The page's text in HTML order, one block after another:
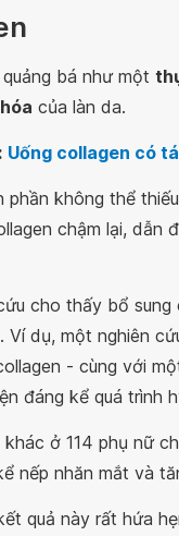
bá như một
của làn da.
Uống collagen có
phần không thể
chậm lại, dẫn
cho thấy bổ sung
Ví dụ, một nghiên
- cùng với
đáng kể quá trình
ở 114 phụ nữ
nếp nhăn mắt và
quả này rất hứa